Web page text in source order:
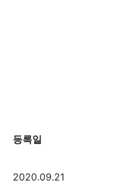
등록일
2020.09.21